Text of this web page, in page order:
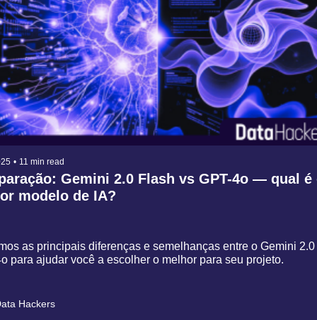
• 11 min read
Gemini 2.0 Flash vs GPT-4o — qual é
modelo de IA?
as principais diferenças e semelhanças entre o Gemini
para ajudar você a escolher o melhor para seu projeto.
Hackers